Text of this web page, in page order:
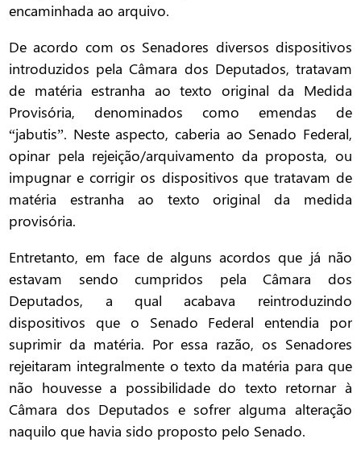
encaminhada ao arquivo.
De acordo com os Senadores diversos dispositivos
introduzidos pela Câmara dos Deputados, tratavam
de matéria estranha ao texto original da Medida
Provisória, denominados como emendas de
“jabutis”. Neste aspecto, caberia ao Senado Federal,
opinar pela rejeição/arquivamento da proposta, ou
impugnar e corrigir os dispositivos que tratavam de
matéria estranha ao texto original da medida
provisória.
Entretanto, em face de alguns acordos que já não
estavam sendo cumpridos pela Câmara dos
Deputados, a qual acabava reintroduzindo
dispositivos que o Senado Federal entendia por
suprimir da matéria. Por essa razão, os Senadores
rejeitaram integralmente o texto da matéria para que
não houvesse a possibilidade do texto retornar à
Câmara dos Deputados e sofrer alguma alteração
naquilo que havia sido proposto pelo Senado.